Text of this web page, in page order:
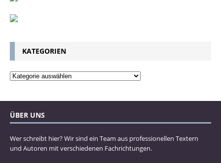
KATEGORIEN
ÜBER UNS
Wer schreibt hier? Wir sind ein Team aus professionellen Textern
und Autoren mit verschiedenen Fachrichtungen.